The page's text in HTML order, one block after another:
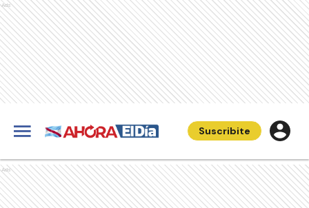
Ads
Suscribite
Ads